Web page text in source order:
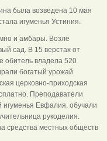
была возведена 10 мая
игуменья Устиния.
и амбары. Возле
сад. В 15 верстах от
обитель владела 520
богатый урожай
церковно-приходская
Преподаватели
Евфалия, обучали
рукоделия.
средства местных обществ